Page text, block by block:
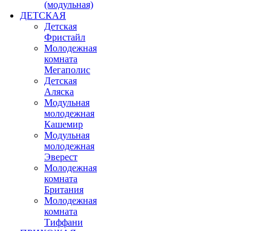
(модульная)
ДЕТСКАЯ
Детская
Фристайл
Молодежная
комната
Мегаполис
Детская
Аляска
Модульная
молодежная
Кашемир
Модульная
молодежная
Эверест
Молодежная
комната
Британия
Молодежная
комната
Тиффани